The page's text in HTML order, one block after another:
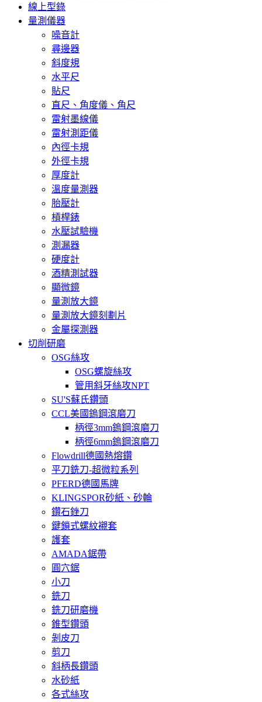
線上型錄
量測儀器
噪音計
尋邊器
斜度規
水平尺
貼尺
直尺、角度儀、角尺
雷射墨線儀
雷射測距儀
內徑卡規
外徑卡規
厚度計
溫度量測器
胎壓計
槓桿錶
水壓試驗機
測漏器
硬度計
酒精測試器
顯微鏡
量測放大鏡
量測放大鏡刻劃片
金屬探測器
切削研磨
OSG絲攻
OSG螺旋絲攻
管用斜牙絲攻NPT
SU'S蘇氏鑽頭
CCL美國鎢鋼滾磨刀
柄徑3mm鎢鋼滾磨刀
柄徑6mm鎢鋼滾磨刀
Flowdrill德國熱熔鑽
平刀銑刀-超微粒系列
PFERD德國馬牌
KLINGSPOR砂紙、砂輪
鑽石銼刀
鍵鎖式螺紋襯套
護套
AMADA鋸帶
圓穴鋸
小刀
銑刀
銑刀研磨機
錐型鑽頭
剝皮刀
剪刀
斜柄長鑽頭
水砂紙
各式絲攻